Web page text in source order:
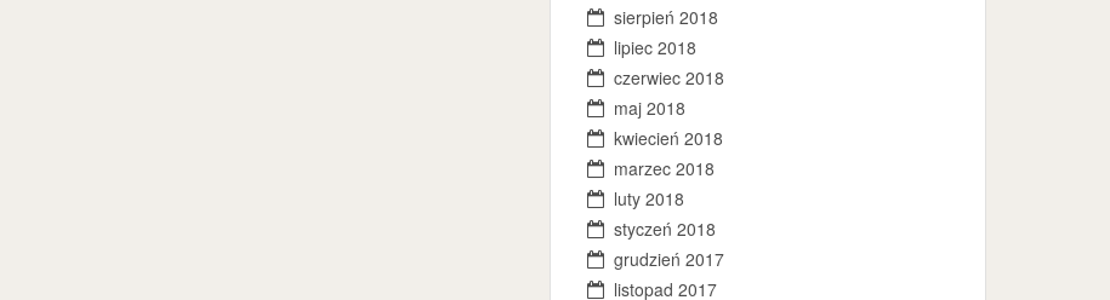
sierpień 2018
lipiec 2018
czerwiec 2018
maj 2018
kwiecień 2018
marzec 2018
luty 2018
styczeń 2018
grudzień 2017
listopad 2017